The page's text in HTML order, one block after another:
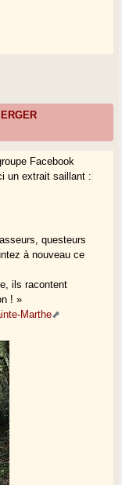
Facebook
un extrait saillant :
questeurs
à nouveau ce
ils racontent
! »
Marthe